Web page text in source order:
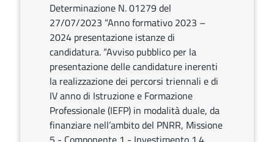
Determinazione N. 01279 del
27/07/2023 “Anno formativo 2023 –
2024 presentazione istanze di
candidatura. “Avviso pubblico per la
presentazione delle candidature inerenti
la realizzazione dei percorsi triennali e di
IV anno di Istruzione e Formazione
Professionale (IEFP) in modalità duale, da
finanziare nell’ambito del PNRR, Missione